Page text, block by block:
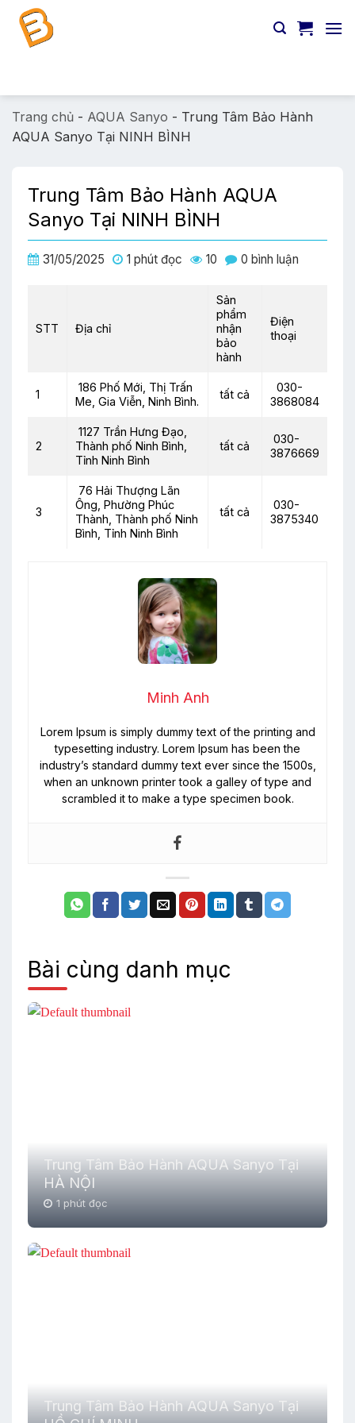
Chuyển
đến
Trang chủ - AQUA Sanyo - Trung Tâm Bảo Hành
AQUA Sanyo Tại NINH BÌNH
Trung Tâm Bảo Hành AQUA
Sanyo Tại NINH BÌNH
31/05/2025 1 phút đọc 10 0 bình luận
STT Địa chỉ
Sản
phẩm
nhận
bảo
hành
Điện
thoại
1
186 Phố Mới, Thị Trấn
Me, Gia Viễn, Ninh Bình.
tất cả
030-
3868084
2
1127 Trần Hưng Đạo,
Thành phố Ninh Bình,
Tỉnh Ninh Bình
tất cả
030-
3876669
3
76 Hải Thượng Lãn
Ông, Phường Phúc
Thành, Thành phố Ninh
Bình, Tỉnh Ninh Bình
tất cả
030-
3875340
Minh Anh
Lorem Ipsum is simply dummy text of the printing and
typesetting industry. Lorem Ipsum has been the
industry’s standard dummy text ever since the 1500s,
when an unknown printer took a galley of type and
scrambled it to make a type specimen book.
Bài cùng danh mục
Trung Tâm Bảo Hành AQUA Sanyo Tại
HÀ NỘI
1 phút đọc
Trung Tâm Bảo Hành AQUA Sanyo Tại